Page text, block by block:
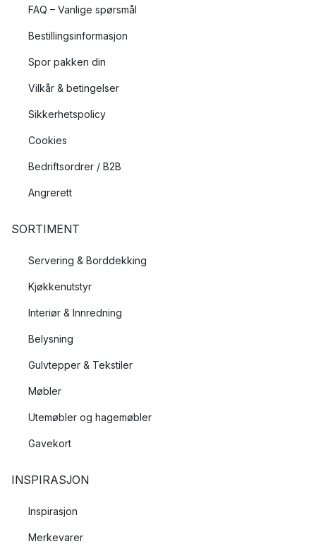
FAQ – Vanlige spørsmål
Bestillingsinformasjon
Spor pakken din
Vilkår & betingelser
Sikkerhetspolicy
Cookies
Bedriftsordrer / B2B
Angrerett
SORTIMENT
Servering & Borddekking
Kjøkkenutstyr
Interiør & Innredning
Belysning
Gulvtepper & Tekstiler
Møbler
Utemøbler og hagemøbler
Gavekort
INSPIRASJON
Inspirasjon
Merkevarer